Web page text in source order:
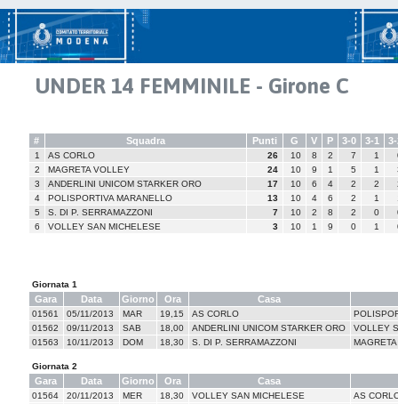
UNDER 14 FEMMINILE - Girone C
# Squadra Punti G V P 3-0 3-1
1 AS CORLO 26 10 8 2 7 1
2
MAGRETA VOLLEY 24 10 9 1 5 1
3
ANDERLINI UNICOM STARKER ORO 17 10 6 4 2 2
4
POLISPORTIVA MARANELLO 13 10 4 6 2 1
5
S. DI P. SERRAMAZZONI 7 10 2 8 2 0
6
VOLLEY SAN MICHELESE 3 10 1 9 0 1
Giornata 1
Gara Data Giorno Ora Casa
01561 05/11/2013 MAR 19,15 AS CORLO
01562
09/11/2013 SAB 18,00 ANDERLINI UNICOM STARKER ORO
VOLLEY
01563
10/11/2013 DOM 18,30 S. DI P. SERRAMAZZONI
Giornata 2
Gara Data Giorno Ora Casa
01564 20/11/2013 MER 18,30 VOLLEY SAN MICHELESE
AS